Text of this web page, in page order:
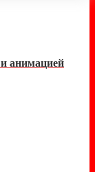
анимацией